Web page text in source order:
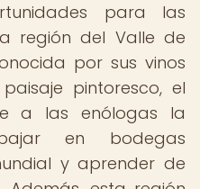
para las
región del Valle de
por sus vinos
pintoresco, el
a las enólogas la
en bodegas
y aprender de